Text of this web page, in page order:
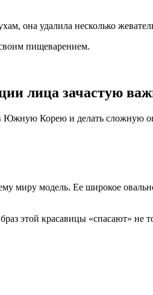
она удалила несколько
пищеварением.
лица зачастую
в Южную Корею и делать
миру модель. Ее широкое
этой красавицы «спасают» не